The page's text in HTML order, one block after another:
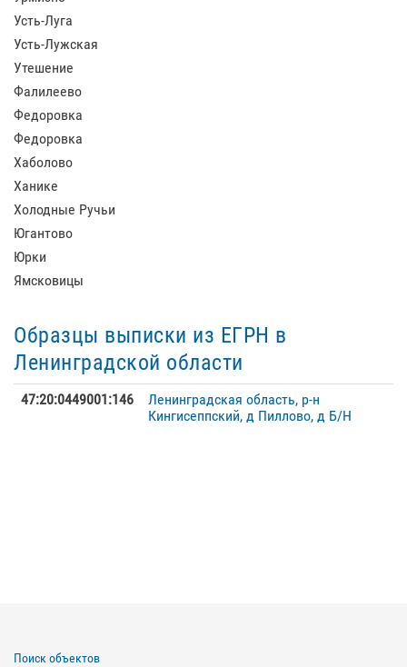
Усть-Луга
Усть-Лужская
Утешение
Фалилеево
Федоровка
Федоровка
Хаболово
Ханике
Холодные Ручьи
Югантово
Юрки
Ямсковицы
Образцы выписки из ЕГРН в
Ленинградской области
47:20:0449001:146
Ленинградская область, р-н
Кингисеппский, д Пиллово, д Б/Н
Поиск объектов